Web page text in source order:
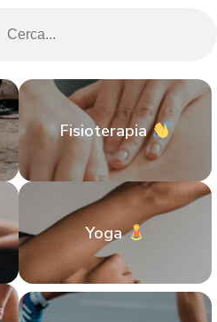
Fisioterapia
Yoga